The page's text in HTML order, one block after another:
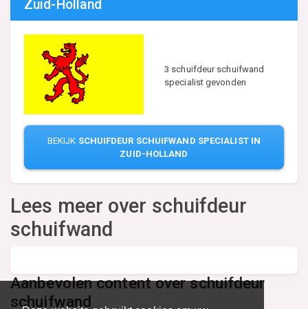
Zuid-Holland
3 schuifdeur schuifwand
specialist gevonden
BEKIJK SCHUIFDEUR SCHUIFWAND SPECIALIST IN
ZUID-HOLLAND
Lees meer over schuifdeur
schuifwand
Aanbevolen content over schuifdeur
schuifwand